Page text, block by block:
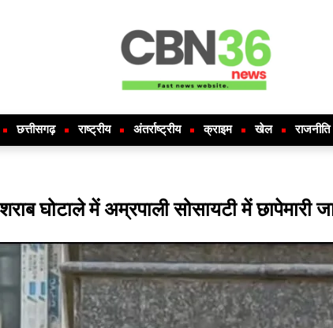
छत्तीसगढ़ राष्ट्रीय अंतर्राष्ट्रीय क्राइम खेल राजनीति
घोटाले में अम्रपाली सोसायटी में छापेमारी